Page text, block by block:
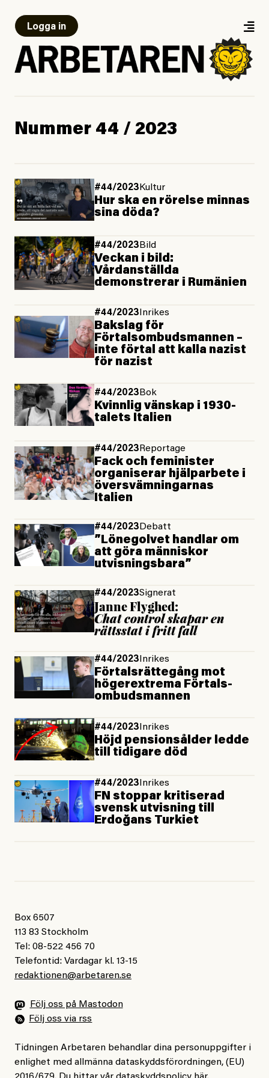
Logga in
Nummer 44 / 2023
#44/2023Kultur
Hur ska en rörelse minnas
sina döda?
#44/2023 Bild
Veckan i bild:
Vårdanställda
demonstrerar i Rumänien
#44/2023Inrikes
Bakslag för
Förtalsombuds­mannen –
inte förtal att kalla nazist
för nazist
#44/2023Bok
Kvinnlig vänskap i 1930-
talets Italien
#44/2023Reportage
Fack och feminister
organiserar hjälparbete i
över­svämningarnas
Italien
#44/2023Debatt
”Lönegolvet handlar om
att göra människor
utvisningsbara”
#44/2023Signerat
Janne Flyghed:
Chat control skapar en
rättsstat i fritt fall
#44/2023Inrikes
Förtalsrättegång mot
högerextrema Förtals­
ombudsmannen
#44/2023 Inrikes
Höjd pensionsålder ledde
till tidigare död
#44/2023 Inrikes
FN stoppar kritiserad
svensk utvisning till
Erdoğans Turkiet
Box 6507
113 83 Stockholm
Tel: 08-522 456 70
Telefontid: Vardagar kl. 13-15
redaktionen@arbetaren.se
Följ oss på Mastodon
Följ oss via rss
Tidningen Arbetaren behandlar dina personuppgifter i
enlighet med allmänna dataskyddsförordningen, (EU)